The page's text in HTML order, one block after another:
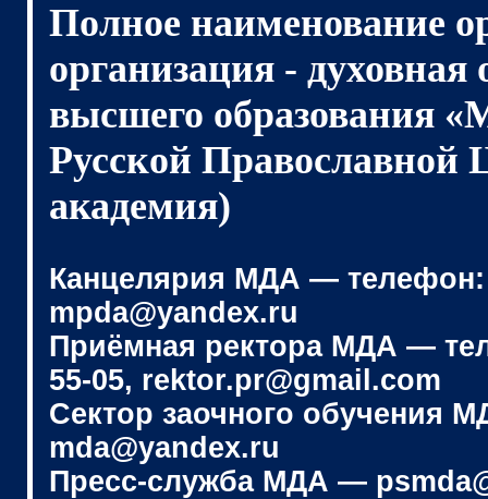
Полное наименование
организация - духовная
высшего образования
Русской Православной
академия)
Канцелярия МДА — телефон:
mpda@yandex.ru
Приёмная ректора МДА —
55-05, rektor.pr@gmail.com
Сектор заочного обучения
mda@yandex.ru
Пресс-служба МДА —